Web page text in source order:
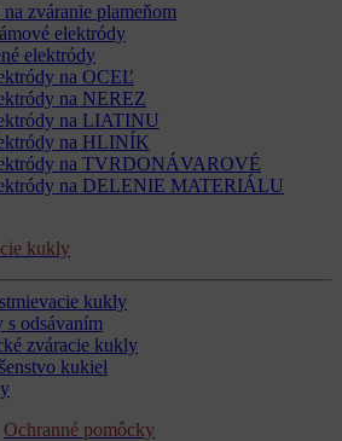
zváranie plameňom
elektródy
elektródy
na OCEĽ
na NEREZ
na LIATINU
na HLINÍK
na TVRDONÁVAROVÉ
na DELENIE MATERIÁLU
kukly
kukly
odsávaním
zváracie kukly
kukiel
Ochranné pomôcky